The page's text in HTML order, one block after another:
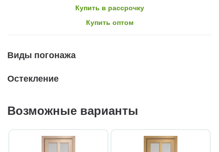
Купить в рассрочку
Купить оптом
Виды погонажа
Остекление
Возможные варианты